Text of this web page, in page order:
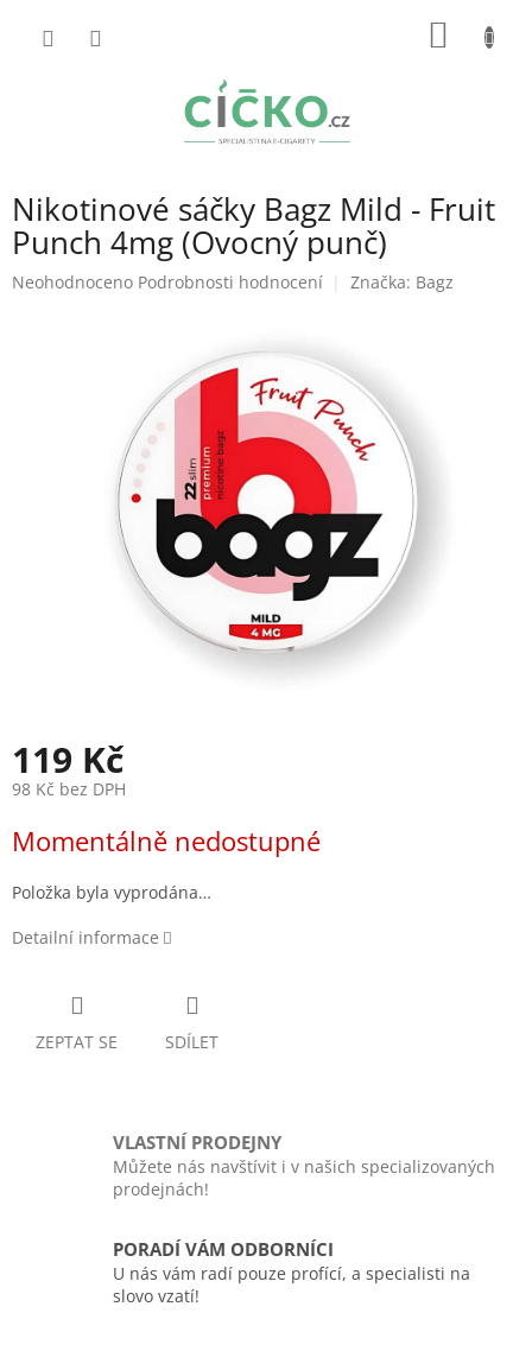
Nikotinové sáčky Bagz Mild - Fruit
Punch 4mg (Ovocný punč)
Průměrné
Neohodnoceno Podrobnosti hodnocení Značka: Bagz
119 Kč
98 Kč bez DPH
cena:
Momentálně nedostupné
Položka byla vyprodána…
Detailní informace
ZEPTAT SE SDÍLET
VLASTNÍ PRODEJNY
Můžete nás navštívit i v našich specializovaných
prodejnách!
PORADÍ VÁM ODBORNÍCI
U nás vám radí pouze profící, a specialisti na
slovo vzatí!